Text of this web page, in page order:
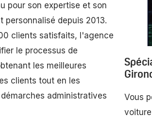
pour son expertise et son
personnalisé depuis 2013.
clients satisfaits, l'agence
le processus de
les meilleures
clients tout en les
administratives
Vous